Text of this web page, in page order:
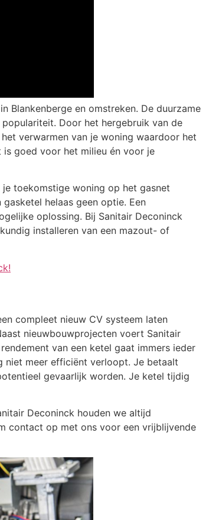
Blankenberge en omstreken. De duurzame
Door het hergebruik van de
verwarmen van je woning waardoor het
is goed voor het milieu én voor je
toekomstige woning op het gasnet
helaas geen optie. Een
oplossing. Bij Sanitair Deconinck
installeren van een mazout- of
compleet nieuw CV systeem laten
nieuwbouwprojecten voert Sanitair
van een ketel gaat immers ieder
niet meer efficiënt verloopt. Je betaalt
gevaarlijk worden. Je ketel tijdig
Deconinck houden we altijd
contact op met ons voor een vrijblijvende